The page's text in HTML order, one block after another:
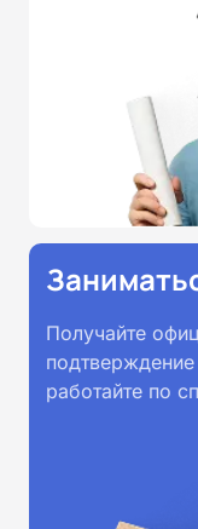
Получайте
работайте по